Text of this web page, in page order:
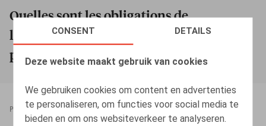
CONSENT DETAILS
Deze website maakt gebruik van cookies
We gebruiken cookies om content en advertenties
te personaliseren, om functies voor social media te
bieden en om ons websiteverkeer te analyseren.
Quelles sont les obligations de
l’employeur en matière de risques
psychosociaux?
PRESSROOM 13.09.2022